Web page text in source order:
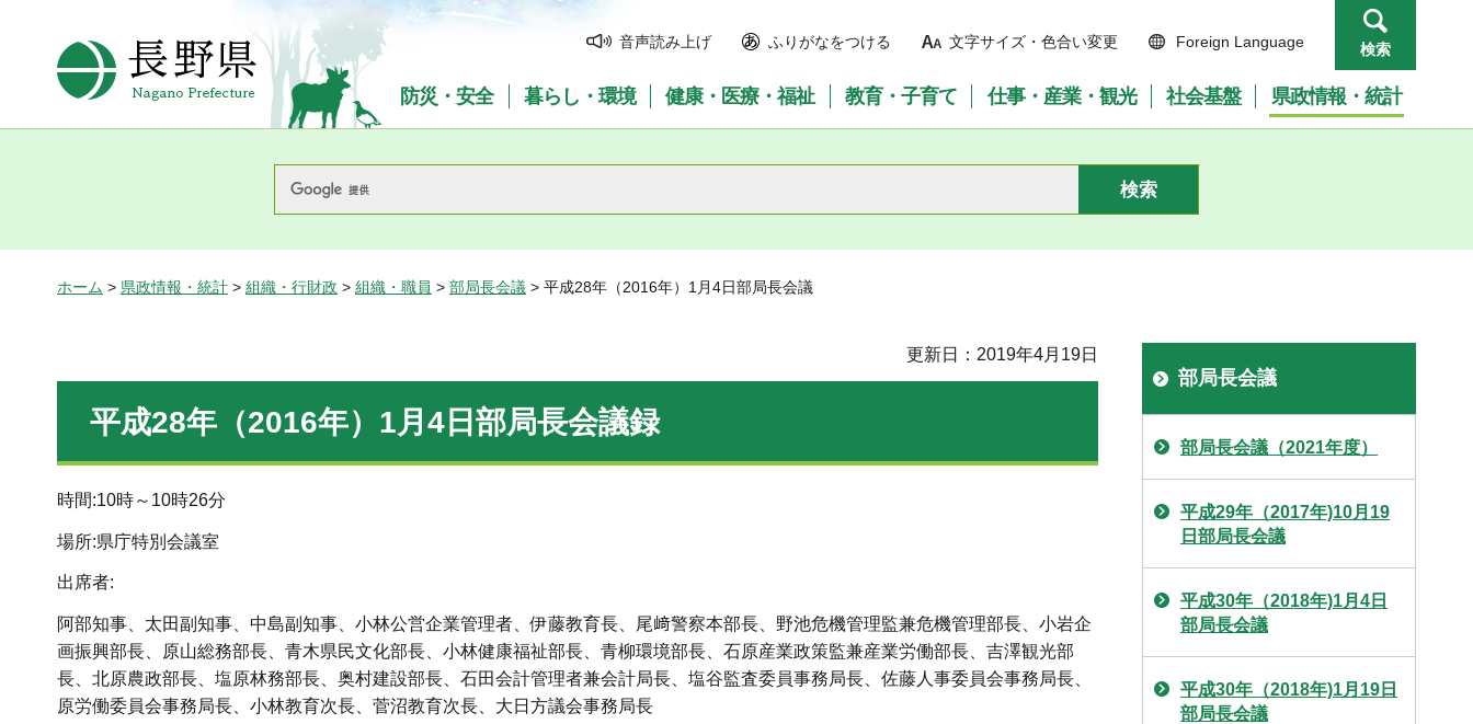
長野県Nagano Prefecture
音声読み上げ ふりがなをつける 文字サイズ・色合い変更 Foreign Language 検索
防災・安全 暮らし・環境 健康・医療・福祉 教育・子育て 仕事・産業・観光 社会基盤 県政情報・統計
ホーム > 県政情報・統計 > 組織・行財政 > 組織・職員 > 部局長会議 > 平成28年（2016年）1月4日部局長会議
更新日：2019年4月19日
平成28年（2016年）1月4日部局長会議録
時間:10時～10時26分
場所:県庁特別会議室
出席者:
阿部知事、太田副知事、中島副知事、小林公営企業管理者、伊藤教育長、尾﨑警察本部長、野池危機管理監兼危機管理部長、小岩企
画振興部長、原山総務部長、青木県民文化部長、小林健康福祉部長、青柳環境部長、石原産業政策監兼産業労働部長、吉澤観光部
長、北原農政部長、塩原林務部長、奥村建設部長、石田会計管理者兼会計局長、塩谷監査委員事務局長、佐藤人事委員会事務局長、
原労働委員会事務局長、小林教育次長、菅沼教育次長、大日方議会事務局長
部局長会議
部局長会議（2021年度）
平成29年（2017年)10月19
日部局長会議
平成30年（2018年)1月4日
部局長会議
平成30年（2018年)1月19日
部局長会議